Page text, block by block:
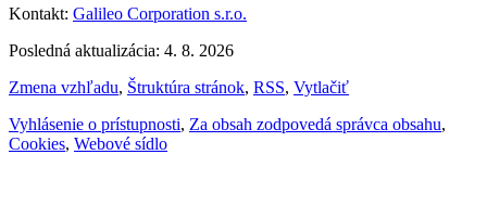
Kontakt: Galileo Corporation s.r.o.
Posledná aktualizácia: 4. 8. 2026
Zmena vzhľadu, Štruktúra stránok, RSS, Vytlačiť
Vyhlásenie o prístupnosti, Za obsah zodpovedá správca obsahu,
Cookies, Webové sídlo